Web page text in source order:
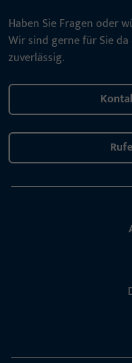
Haben Sie Fragen oder
Wir sind gerne für Sie
zuverlässig.